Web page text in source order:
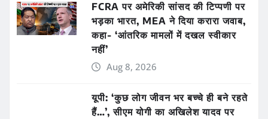
FCRA पर अमेरिकी सांसद की टिप्पणी पर
भड़का भारत, MEA ने दिया करारा जवाब,
कहा- ‘आंतरिक मामलों में दखल स्वीकार
नहीं’
Aug 8, 2026
यूपी: ‘कुछ लोग जीवन भर बच्चे ही बने रहते
हैं…’, सीएम योगी का अखिलेश यादव पर